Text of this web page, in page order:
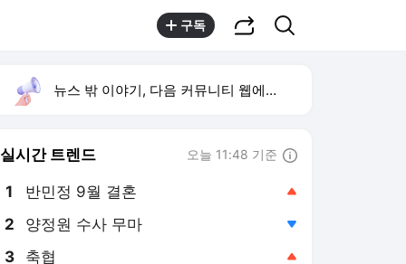
구독
뉴스 밖 이야기, 다음 커뮤니티 웹에서 보기
실시간 트렌드 오늘 11:48 기준
1 반민정 9월 결혼
2 양정원 수사 무마
3 축협